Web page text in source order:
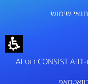
תנאי שימוש
CONSIST AI בוט AI